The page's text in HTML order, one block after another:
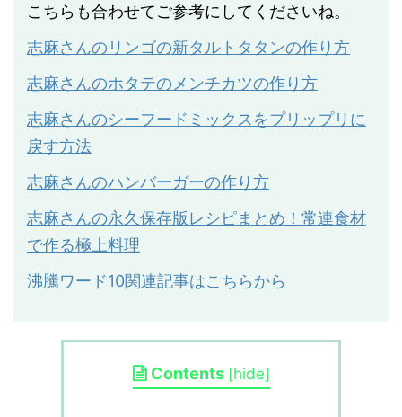
こちらも合わせてご参考にしてくださいね。
志麻さんのリンゴの新タルトタタンの作り方
志麻さんのホタテのメンチカツの作り方
志麻さんのシーフードミックスをプリップリに
戻す方法
志麻さんのハンバーガーの作り方
志麻さんの永久保存版レシピまとめ！常連食材
で作る極上料理
沸騰ワード10関連記事はこちらから
Contents [hide]